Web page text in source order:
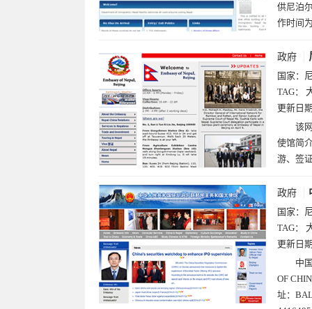
供尼泊
作时间
政府
国家：
TAG：
更新日期
该
使馆简
游、签
政府
国家：
TAG：
更新日期
中
OF
址：